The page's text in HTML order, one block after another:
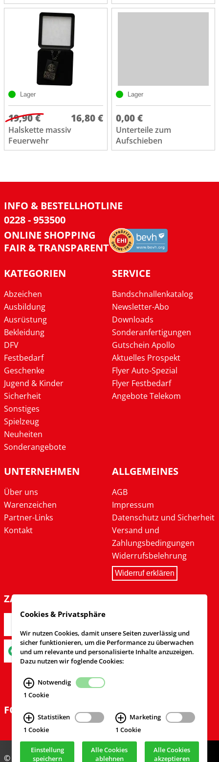
Lager
19,90 € 16,80 €
Halskette massiv
Feuerwehr
Lager
0,00 €
Unterteile zum
Aufschieben
INFO & BESTELLHOTLINE
0228 - 953500
ONLINE SHOPPING
FAIR & TRANSPARENT
KATEGORIEN
Abzeichen
Ausbildung
Ausrüstung
Bekleidung
DFV
Festbedarf
Geschenke
Jugend & Kinder
Sicherheit
Sonstiges
Spielzeug
Neuheiten
Sonderangebote
SERVICE
Bandschnallenkatalog
Newsletter-Abo
Downloads
Sonderanfertigungen
Gutschein Apollo
Aktuelles Prospekt
Flyer Auto-Spezial
Flyer Festbedarf
Angebote Telekom
UNTERNEHMEN
Über uns
Warenzeichen
Partner-Links
Kontakt
ALLGEMEINES
AGB
Impressum
Datenschutz und Sicherheit
Versand und
Zahlungsbedingungen
Widerrufsbelehrung
Widerruf erklären
ZAHLARTEN
FOLGEN SIE UNS
© Feuerwehrversand 2024
Cookies & Privatsphäre
Wir nutzen Cookies, damit unsere Seiten zuverlässig und
sicher funktionieren, um die Performance zu überwachen
und um relevante und personalisierte Inhalte anzuzeigen.
Dazu nutzen wir foglende Cookies:
Notwendig
1 Cookie
Statistiken
1 Cookie
Marketing
1 Cookie
Einstellung
speichern
Alle Cookies
ablehnen
Alle Cookies
akzeptieren